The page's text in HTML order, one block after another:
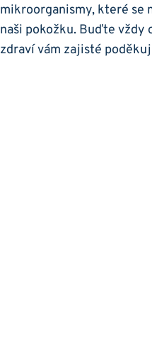
mikroorganismy, které se
naši pokožku. Buďte vždy
zdraví vám zajisté